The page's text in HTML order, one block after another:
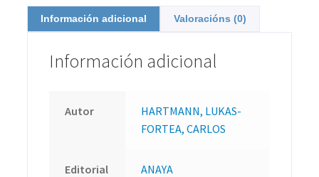
Información adicional Valoracións (0)
Información adicional
Autor
HARTMANN, LUKAS-
FORTEA, CARLOS
Editorial ANAYA